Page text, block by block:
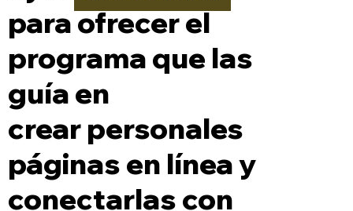
para ofrecer el
programa que las
guía en
crear personales
páginas en línea y
conectarlas con